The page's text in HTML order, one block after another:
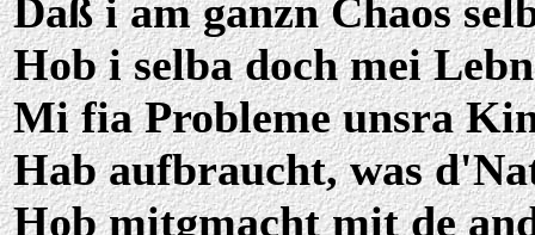
Daß i am ganzn Chaos
Hob i selba doch mei
Mi fia Probleme unsra
Hab aufbraucht, was
Hob mitgmacht mit de